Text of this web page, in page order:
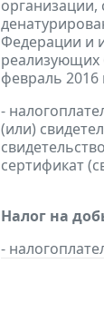
Федерации и
реализующих
февраль 2016
-
(или)
сертификат
Налог на
-